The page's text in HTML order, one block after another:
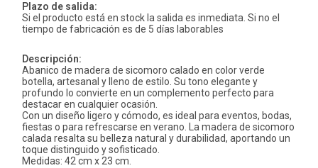
Plazo de salida:
Si el producto está en stock la salida es inmediata. Si no el
tiempo de fabricación es de 5 días laborables
Descripción:
Abanico de madera de sicomoro calado en color verde
botella, artesanal y lleno de estilo. Su tono elegante y
profundo lo convierte en un complemento perfecto para
destacar en cualquier ocasión.
Con un diseño ligero y cómodo, es ideal para eventos, bodas,
fiestas o para refrescarse en verano. La madera de sicomoro
calada resalta su belleza natural y durabilidad, aportando un
toque distinguido y sofisticado.
Medidas: 42 cm x 23 cm.